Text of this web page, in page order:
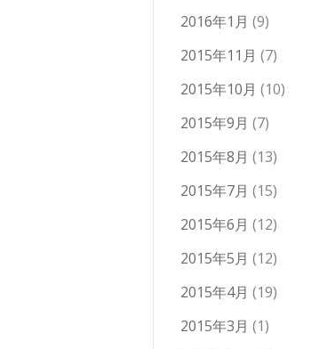
2016年1月 (9)
2015年11月 (7)
2015年10月 (10)
2015年9月 (7)
2015年8月 (13)
2015年7月 (15)
2015年6月 (12)
2015年5月 (12)
2015年4月 (19)
2015年3月 (1)